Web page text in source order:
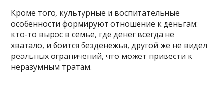
Кроме того, культурные и воспитательные
особенности формируют отношение к деньгам:
кто-то вырос в семье, где денег всегда не
хватало, и боится безденежья, другой же не видел
реальных ограничений, что может привести к
неразумным тратам.